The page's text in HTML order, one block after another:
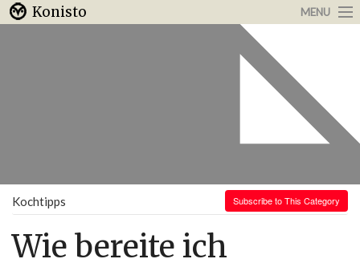
Konisto MENU
Kochtipps Subscribe to This Category
Wie bereite ich